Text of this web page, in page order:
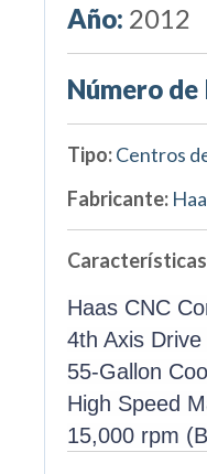
Año: 2012
Número
Tipo:Centros
Fabricante:
Haas CNC
4th Axis
55-Gallon
High Speed
15,000 rpm